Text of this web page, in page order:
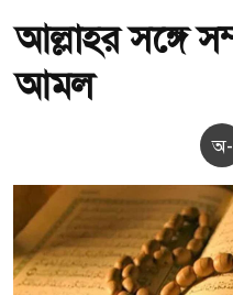
আল্লাহর সঙ্গে
আমল
অ-